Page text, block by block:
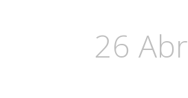
26 Abr